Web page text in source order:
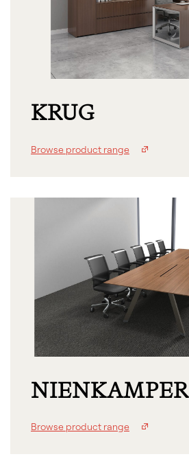
KRUG
Browse product range
NIENKAMPER
Browse product range